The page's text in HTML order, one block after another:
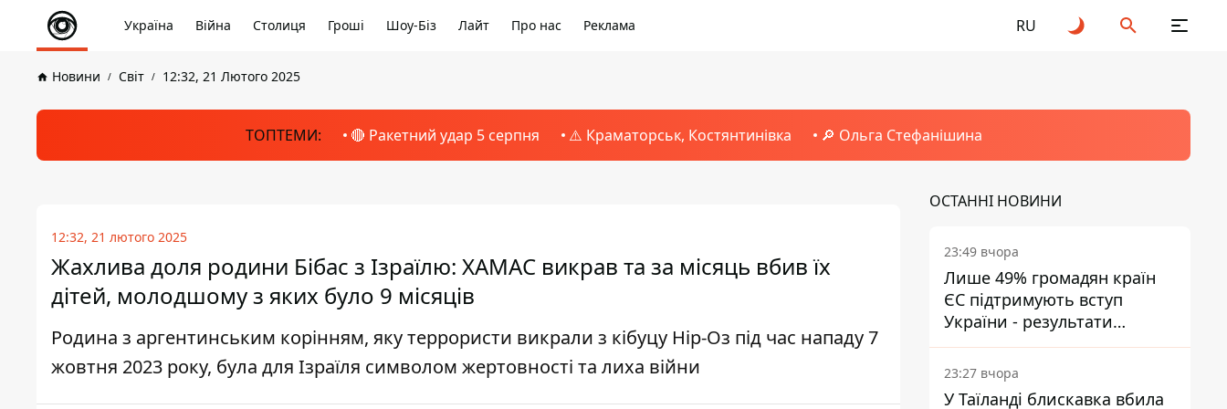
Україна Війна Столиця Гроші Шоу-Біз Лайт Про нас Реклама RU
Новини Світ 12:32, 21 Лютого 2025
ТОПТЕМИ: 🔴 Ракетний удар 5 серпня ⚠️ Краматорськ, Костянтинівка 🔎 Ольга Стефанішина
12:32, 21 лютого 2025
Жахлива доля родини Бібас з Ізраїлю: ХАМАС викрав та за місяць вбив їх
дітей, молодшому з яких було 9 місяців
Родина з аргентинським корінням, яку террористи викрали з кібуцу Нір-Оз під час нападу 7
жовтня 2023 року, була для Ізраїля символом жертовності та лиха війни
ОСТАННІ НОВИНИ
23:49 вчора
Лише 49% громадян країн
ЄС підтримують вступ
України - результати
опитування
23:27 вчора
У Таїланді блискавка вбила